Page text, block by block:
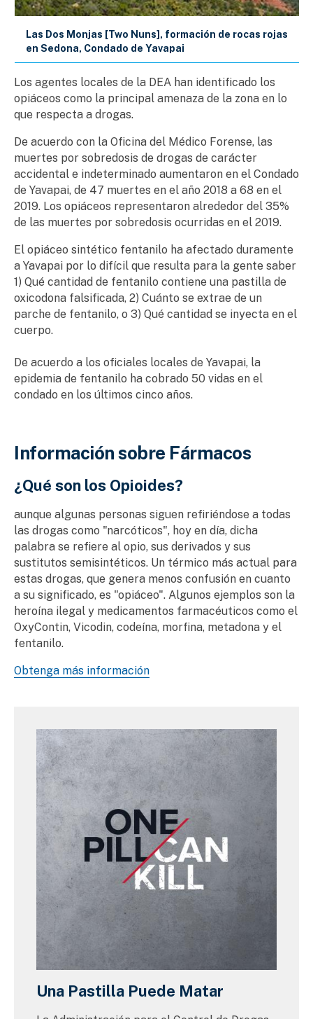
Las Dos Monjas [Two Nuns], formación de rocas rojas
en Sedona, Condado de Yavapai
Los agentes locales de la DEA han identificado los
opiáceos como la principal amenaza de la zona en lo
que respecta a drogas.
De acuerdo con la Oficina del Médico Forense, las
muertes por sobredosis de drogas de carácter
accidental e indeterminado aumentaron en el Condado
de Yavapai, de 47 muertes en el año 2018 a 68 en el
2019. Los opiáceos representaron alrededor del 35%
de las muertes por sobredosis ocurridas en el 2019.
El opiáceo sintético fentanilo ha afectado duramente
a Yavapai por lo difícil que resulta para la gente saber
1) Qué cantidad de fentanilo contiene una pastilla de
oxicodona falsificada, 2) Cuánto se extrae de un
parche de fentanilo, o 3) Qué cantidad se inyecta en el
cuerpo.
De acuerdo a los oficiales locales de Yavapai, la
epidemia de fentanilo ha cobrado 50 vidas en el
condado en los últimos cinco años.
Información sobre Fármacos
¿Qué son los Opioides?
aunque algunas personas siguen refiriéndose a todas
las drogas como "narcóticos", hoy en día, dicha
palabra se refiere al opio, sus derivados y sus
sustitutos semisintéticos. Un térmico más actual para
estas drogas, que genera menos confusión en cuanto
a su significado, es "opiáceo". Algunos ejemplos son la
heroína ilegal y medicamentos farmacéuticos como el
OxyContin, Vicodin, codeína, morfina, metadona y el
fentanilo.
Obtenga más información
Una Pastilla Puede Matar